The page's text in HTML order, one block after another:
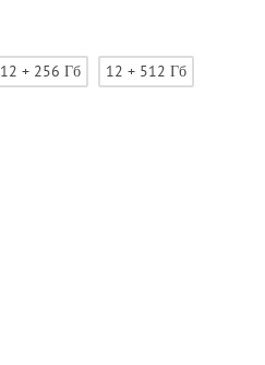
12 + 256 Гб 12 + 512 Гб